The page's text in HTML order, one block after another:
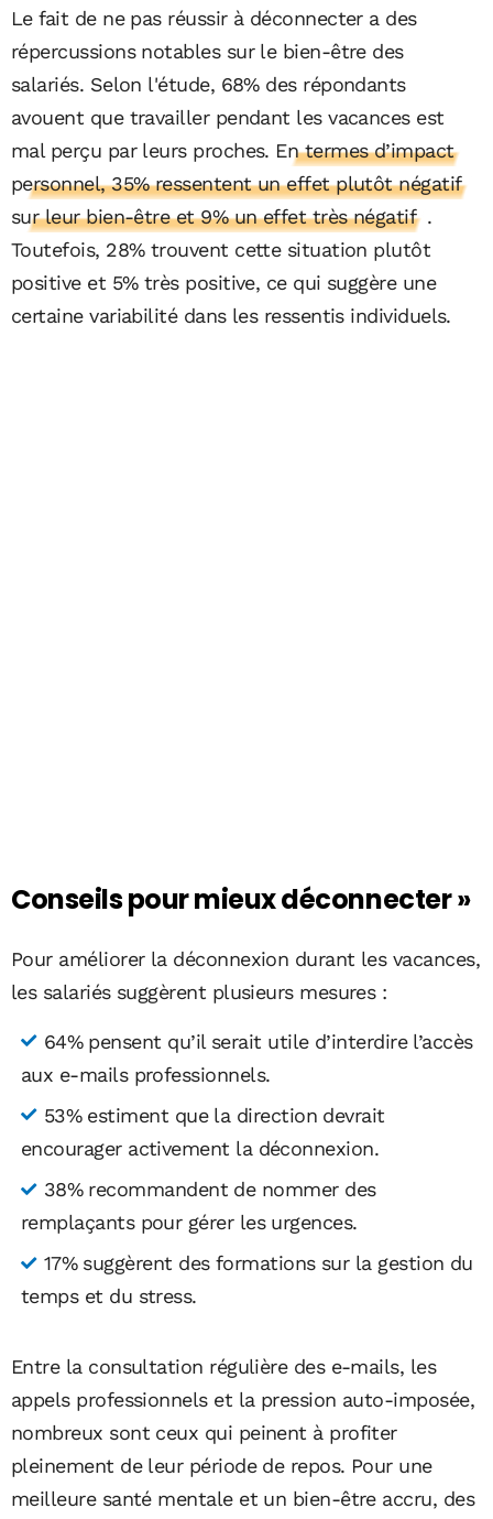
Le fait de ne pas réussir à déconnecter a des
répercussions notables sur le bien-être des
salariés. Selon l'étude, 68% des répondants
avouent que travailler pendant les vacances est
mal perçu par leurs proches. En termes d’impact
personnel, 35% ressentent un effet plutôt négatif
sur leur bien-être et 9% un effet très négatif .
Toutefois, 28% trouvent cette situation plutôt
positive et 5% très positive, ce qui suggère une
certaine variabilité dans les ressentis individuels​.
Conseils pour mieux déconnecter »
Pour améliorer la déconnexion durant les vacances,
les salariés suggèrent plusieurs mesures :
64% pensent qu’il serait utile d’interdire l’accès
aux e-mails professionnels.
53% estiment que la direction devrait
encourager activement la déconnexion.
38% recommandent de nommer des
remplaçants pour gérer les urgences.
17% suggèrent des formations sur la gestion du
temps et du stress​.
Entre la consultation régulière des e-mails, les
appels professionnels et la pression auto-imposée,
nombreux sont ceux qui peinent à profiter
pleinement de leur période de repos. Pour une
meilleure santé mentale et un bien-être accru, des